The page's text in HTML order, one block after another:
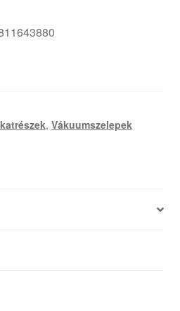
, Vákuumszelepek